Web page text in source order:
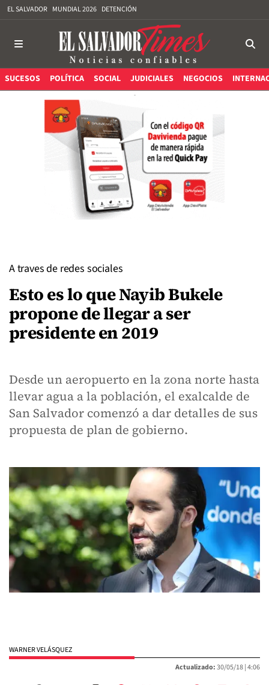
EL SALVADOR MUNDIAL 2026 DETENCIÓN
SUCESOS POLÍTICA SOCIAL JUDICIALES NEGOCIOS
A traves de redes sociales
Esto es lo que Nayib Bukele
propone de llegar a ser
presidente en 2019
Desde un aeropuerto en la zona norte hasta
llevar agua a la población, el exalcalde de
San Salvador comenzó a dar detalles de sus
propuesta de plan de gobierno.
WARNER VELÁSQUEZ
Actualizado:30/05/18 |4:06